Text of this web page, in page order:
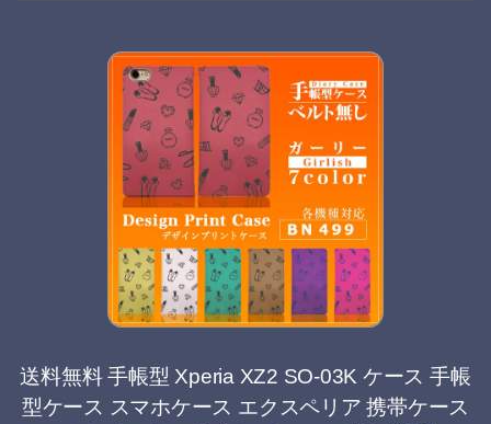
送料無料 手帳型 Xperia XZ2 SO-03K ケース 手帳
型ケース スマホケース エクスペリア 携帯ケース